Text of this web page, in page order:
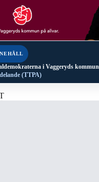
i Vaggeryds kommun
(TTPA)